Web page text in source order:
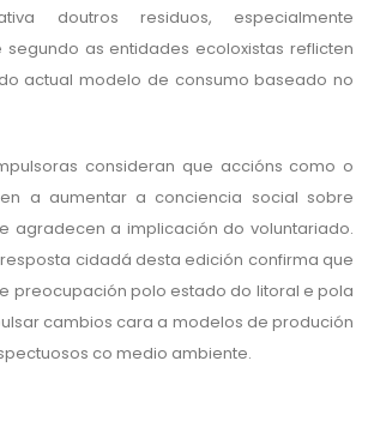
doutros residuos, especialmente
segundo as entidades ecoloxistas reflicten
actual modelo de consumo baseado no
consideran que accións como o
a aumentar a conciencia social sobre
agradecen a implicación do voluntariado.
cidadá desta edición confirma que
preocupación polo estado do litoral e pola
cambios cara a modelos de produción
co medio ambiente.